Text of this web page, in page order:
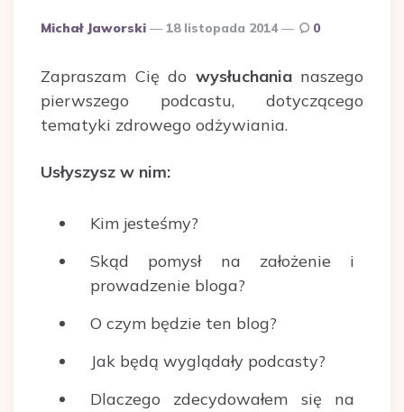
Dodane
Michał Jaworski 18 listopada 2014 0
Zapraszam Cię do wysłuchanianaszego
pierwszego podcastu, dotyczącego
tematyki zdrowego odżywiania.
Usłyszysz w nim:
Kim jesteśmy?
Skąd pomysł na założenie i
prowadzenie bloga?
O czym będzie ten blog?
Jak będą wyglądały podcasty?
Dlaczego zdecydowałem się na